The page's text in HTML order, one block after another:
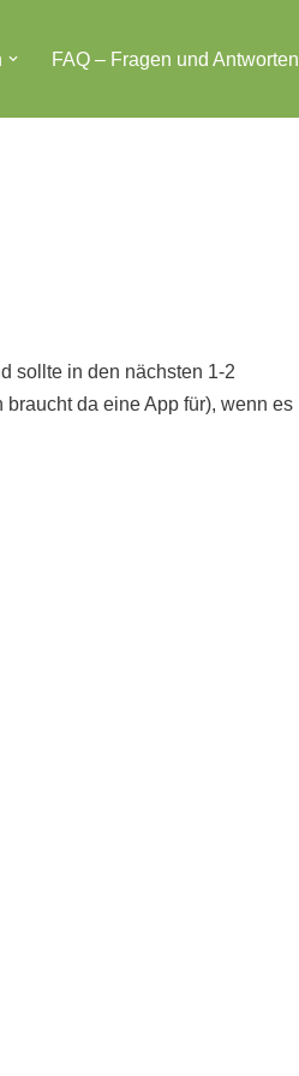
FAQ – Fragen und Antworten
sollte in den nächsten 1-2
da eine App für), wenn es